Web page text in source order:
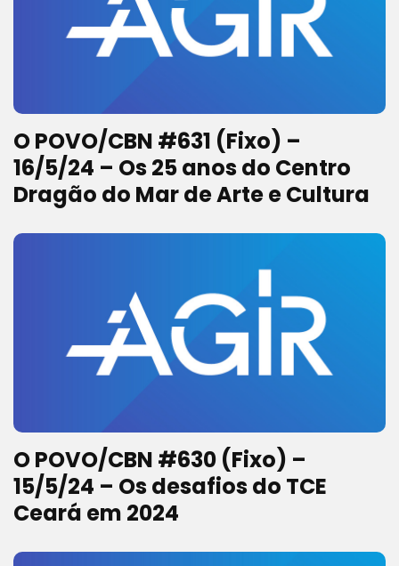
O POVO/CBN #631 (Fixo) –
16/5/24 – Os 25 anos do Centro
Dragão do Mar de Arte e Cultura
O POVO/CBN #630 (Fixo) –
15/5/24 – Os desafios do TCE
Ceará em 2024